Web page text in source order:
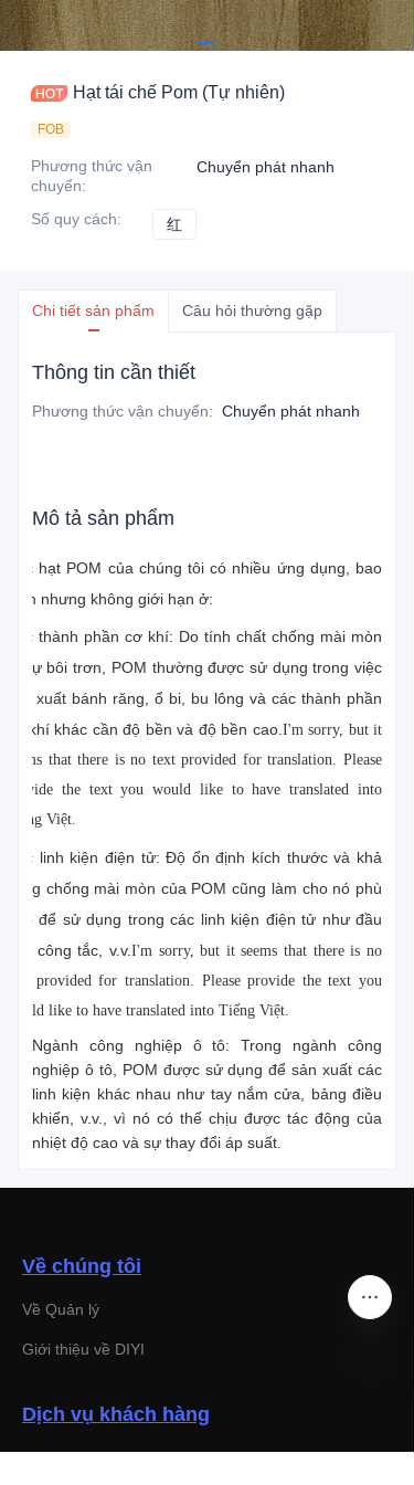
Hạt tái chế Pom (Tự nhiên)
FOB
Phương thức vận
chuyển:
Chuyển phát nhanh
Số quy cách: 红
Chi tiết sản phẩm Câu hỏi thường gặp
Thông tin cần thiết
Phương thức vận chuyển: Chuyển phát nhanh
Mô tả sản phẩm
Các hạt POM của chúng tôi có nhiều ứng dụng, bao
gồm nhưng không giới hạn ở:
Các thành phần cơ khí: Do tính chất chống mài mòn
và tự bôi trơn, POM thường được sử dụng trong việc
sản xuất bánh răng, ổ bi, bu lông và các thành phần
cơ khí khác cần độ bền và độ bền cao.I'm sorry, but it
seems that there is no text provided for translation. Please
provide the text you would like to have translated into
Tiếng Việt.
Các linh kiện điện tử: Độ ổn định kích thước và khả
năng chống mài mòn của POM cũng làm cho nó phù
hợp để sử dụng trong các linh kiện điện tử như đầu
nối, công tắc, v.v. I'm sorry, but it seems that there is no
text provided for translation. Please provide the text you
would like to have translated into Tiếng Việt.
Ngành công nghiệp ô tô: Trong ngành công
nghiệp ô tô, POM được sử dụng để sản xuất các
linh kiện khác nhau như tay nắm cửa, bảng điều
khiển, v.v., vì nó có thể chịu được tác động của
nhiệt độ cao và sự thay đổi áp suất.
Về chúng tôi
Về Quản lý
Giới thiệu về DIYI
Dịch vụ khách hàng
Trung tâm trợ giúp
VI